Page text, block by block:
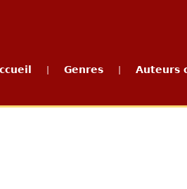
Genres Auteurs